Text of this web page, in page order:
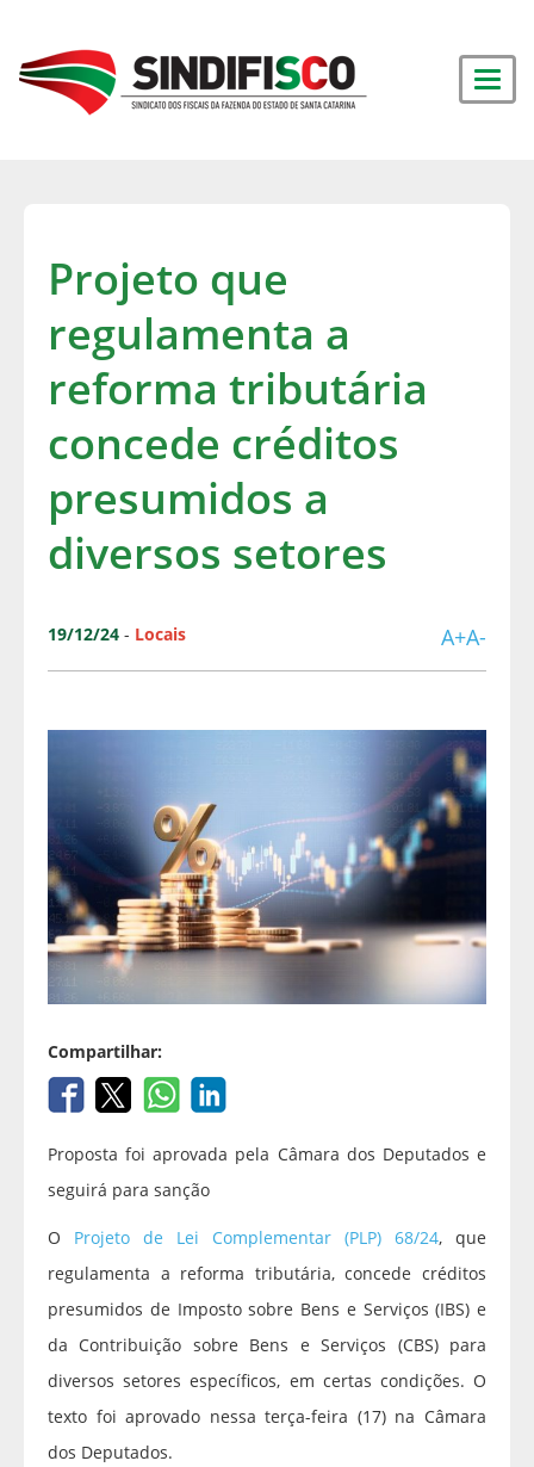
Projeto que
regulamenta a
reforma tributária
concede créditos
presumidos a
diversos setores
19/12/24 - Locais A+A-
Compartilhar:
Proposta foi aprovada pela Câmara dos Deputados e
seguirá para sanção
O Projeto de Lei Complementar (PLP) 68/24, que
regulamenta a reforma tributária, concede créditos
presumidos de Imposto sobre Bens e Serviços (IBS) e
da Contribuição sobre Bens e Serviços (CBS) para
diversos setores específicos, em certas condições. O
texto foi aprovado nessa terça-feira (17) na Câmara
dos Deputados.